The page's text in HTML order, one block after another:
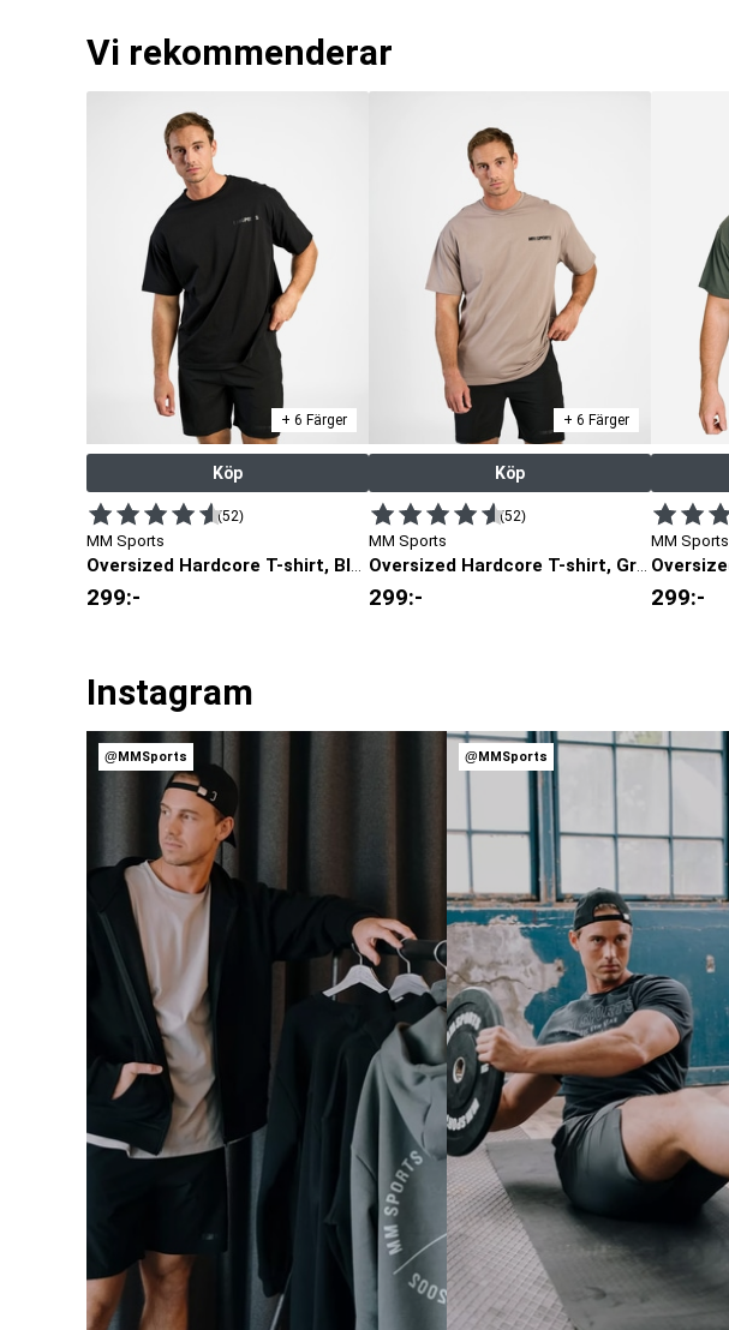
Vi rekommenderar
+ 6 Färger
Köp
(52)
MM Sports
Oversized Hardcore T-shirt, Black
299:-
+ 6 Färger
Köp
(52)
MM Sports
Oversized Hardcore T-shirt, Greige
299:-
MM Sports
299:-
Instagram
@MMSports @MMSports